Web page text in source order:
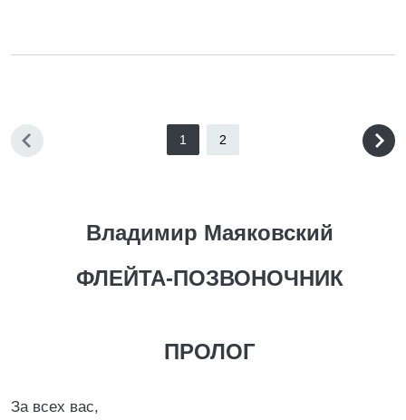
1 2
Владимир Маяковский
ФЛЕЙТА-ПОЗВОНОЧНИК
ПРОЛОГ
За всех вас,